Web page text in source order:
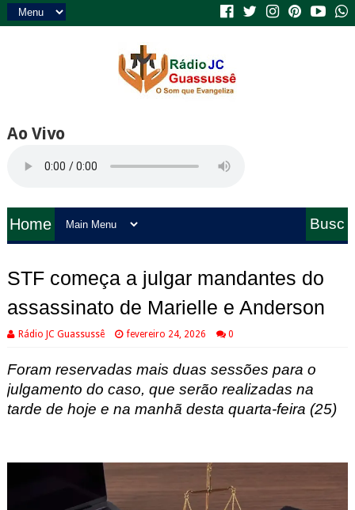
Ao Vivo
Home
Busc
STF começa a julgar mandantes do
assassinato de Marielle e Anderson
Rádio JC Guassussê fevereiro 24, 2026 0
Foram reservadas mais duas sessões para o
julgamento do caso, que serão realizadas na
tarde de hoje e na manhã desta quarta-feira (25)